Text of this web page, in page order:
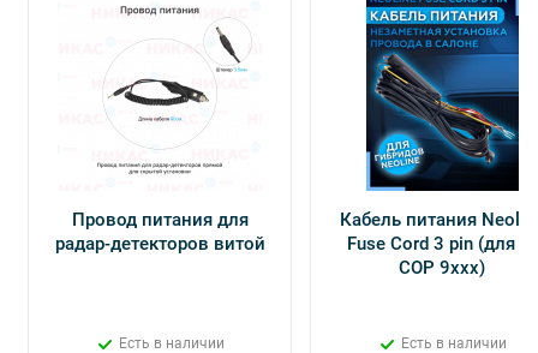
Провод питания для
радар-детекторов витой
Есть в наличии
Кабель питания
Fuse Cord 3 pin (для Х-
СОР 9ххх)
Есть в наличии